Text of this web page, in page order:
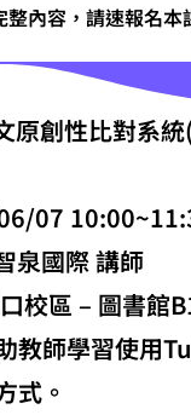
內容，請速報名本
創性比對系統
07
泉國際 講師
校區 – 圖書館
教師學習使用
式。